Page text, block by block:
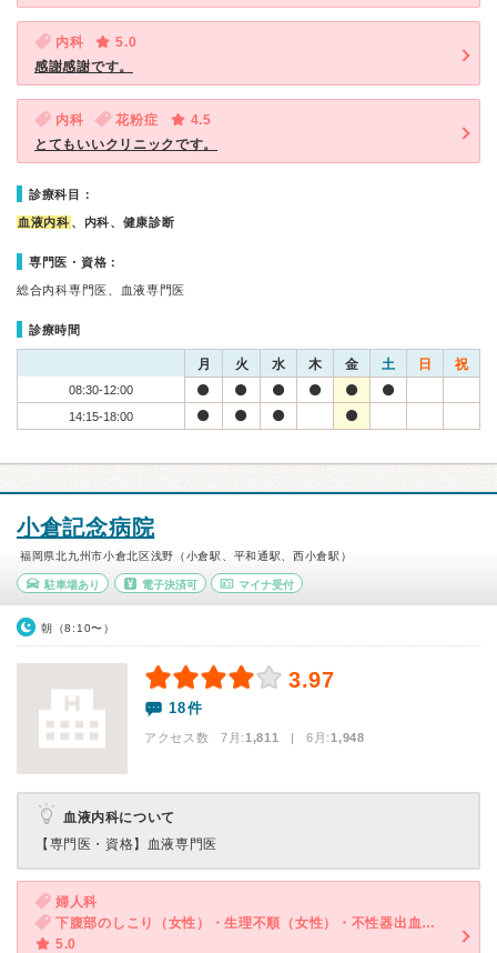
内科
5.0
感謝感謝です。
内科 花粉症
4.5
とてもいいクリニックです。
診療科目：
血液内科 、内科、健康診断
専門医・資格：
総合内科専門医、血液専門医
診療時間
月 火 水 木 金 土 日 祝
08:30-12:00
14:15-18:00
小倉記念病院
福岡県北九州市小倉北区浅野（小倉駅、平和通駅、西小倉駅）
駐車場あり 電子決済可 マイナ受付
朝（8:10〜）
3.97
18件
アクセス数 7月:1,811 | 6月:1,948
血液内科について
【専門医・資格】 血液専門医
婦人科
下腹部のしこり（女性）・生理不順（女性）・不性器出血（女性）
5.0